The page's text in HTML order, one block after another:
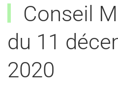
Conseil
du 11
2020